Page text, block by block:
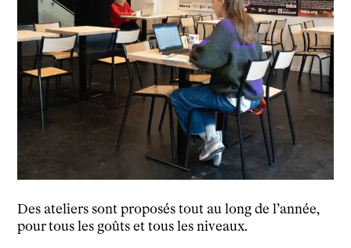
Des ateliers sont proposés tout au long de l’année,
pour tous les goûts et tous les niveaux.
Découvrir
Le théâtre
tnba, centre dramatique national
Artiste directrice
Artistes associé·es
Équipe
Salles
Espace partagé
Librairie
Formation supérieure